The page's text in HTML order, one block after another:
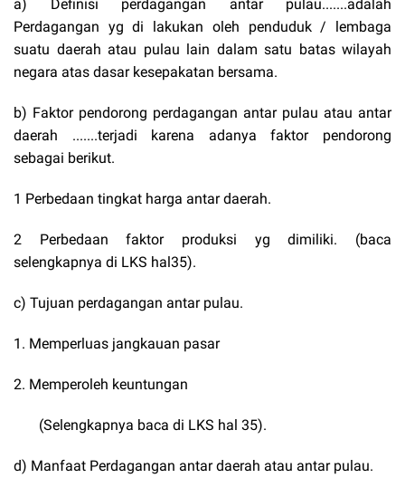
a) Definisi perdagangan antar pulau.......adalah
Perdagangan yg di lakukan oleh penduduk / lembaga
suatu daerah atau pulau lain dalam satu batas wilayah
negara atas dasar kesepakatan bersama.
b) Faktor pendorong perdagangan antar pulau atau antar
daerah .......terjadi karena adanya faktor pendorong
sebagai berikut.
1 Perbedaan tingkat harga antar daerah.
2 Perbedaan faktor produksi yg dimiliki. (baca
selengkapnya di LKS hal35).
c) Tujuan perdagangan antar pulau.
1. Memperluas jangkauan pasar
2. Memperoleh keuntungan
(Selengkapnya baca di LKS hal 35).
d) Manfaat Perdagangan antar daerah atau antar pulau.